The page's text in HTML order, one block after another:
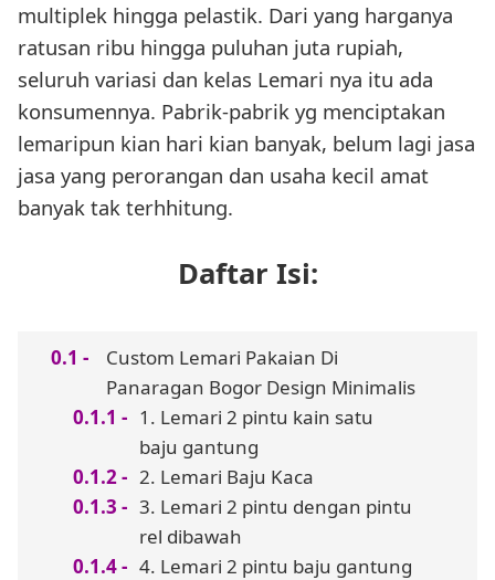
multiplek hingga pelastik. Dari yang harganya
ratusan ribu hingga puluhan juta rupiah,
seluruh variasi dan kelas Lemari nya itu ada
konsumennya. Pabrik-pabrik yg menciptakan
lemaripun kian hari kian banyak, belum lagi jasa
jasa yang perorangan dan usaha kecil amat
banyak tak terhhitung.
Daftar Isi:
Custom Lemari Pakaian Di
Panaragan Bogor Design Minimalis
1. Lemari 2 pintu kain satu
baju gantung
2. Lemari Baju Kaca
3. Lemari 2 pintu dengan pintu
rel dibawah
4. Lemari 2 pintu baju gantung